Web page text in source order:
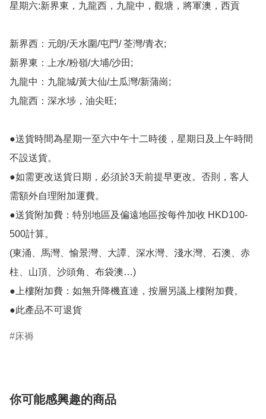
星期六:新界東，九龍西，九龍中，觀塘，將軍澳，西貢
新界西：元朗/天水圍/屯門/ 荃灣/青衣;
新界東：上水/粉嶺/大埔/沙田;
九龍中：九龍城/黃大仙/土瓜灣/新蒲崗;
九龍西：深水埗，油尖旺;
●送貨時間為星期一至六中午十二時後，星期日及上午時間
不設送貨。
●如需更改送貨日期，必須於3天前提早更改。否則，客人
需額外自理附加運費。
●送貨附加費：特別地區及偏遠地區按每件加收 HKD100-
500計算。
(東涌、馬灣、愉景灣、大譚、深水灣、淺水灣、石澳、赤
柱、山頂、沙頭角、布袋澳…)
●上樓附加費：如無升降機直達，按層另議上樓附加費。
●此產品不可退貨
床褥
你可能感興趣的商品